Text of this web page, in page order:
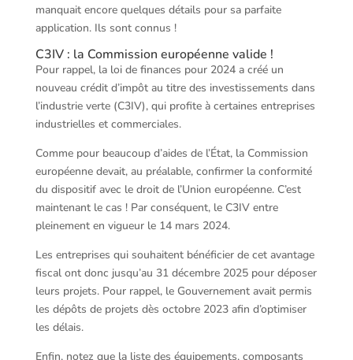
manquait encore quelques détails pour sa parfaite
application. Ils sont connus !
C3IV : la Commission européenne valide !
Pour rappel, la loi de finances pour 2024 a créé un
nouveau crédit d’impôt au titre des investissements dans
l’industrie verte (C3IV), qui profite à certaines entreprises
industrielles et commerciales.
Comme pour beaucoup d’aides de l’État, la Commission
européenne devait, au préalable, confirmer la conformité
du dispositif avec le droit de l’Union européenne. C’est
maintenant le cas ! Par conséquent, le C3IV entre
pleinement en vigueur le 14 mars 2024.
Les entreprises qui souhaitent bénéficier de cet avantage
fiscal ont donc jusqu’au 31 décembre 2025 pour déposer
leurs projets. Pour rappel, le Gouvernement avait permis
les dépôts de projets dès octobre 2023 afin d’optimiser
les délais.
Enfin, notez que la liste des équipements, composants